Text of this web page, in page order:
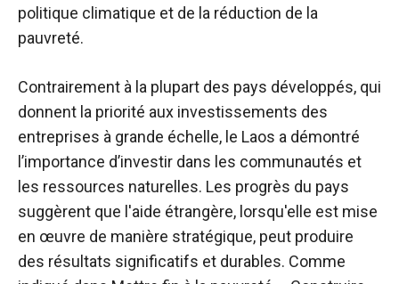
politique climatique et de la réduction de la
pauvreté.
Contrairement à la plupart des pays développés, qui
donnent la priorité aux investissements des
entreprises à grande échelle, le Laos a démontré
l’importance d’investir dans les communautés et
les ressources naturelles. Les progrès du pays
suggèrent que l'aide étrangère, lorsqu'elle est mise
en œuvre de manière stratégique, peut produire
des résultats significatifs et durables. Comme